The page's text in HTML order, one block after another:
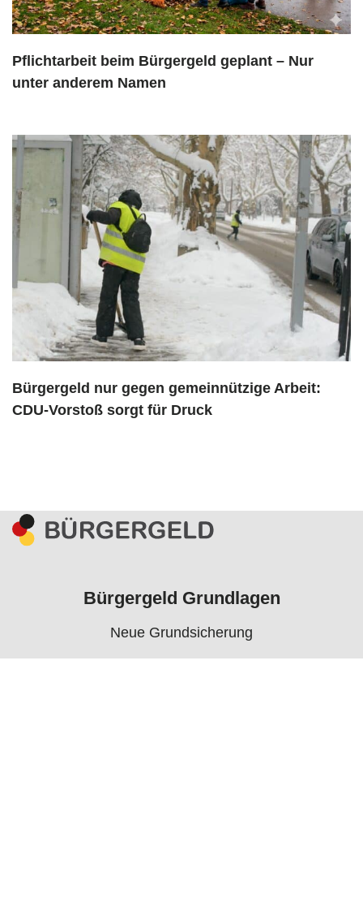
Pflichtarbeit beim Bürgergeld geplant – Nur
unter anderem Namen
Bürgergeld nur gegen gemeinnützige Arbeit:
CDU-Vorstoß sorgt für Druck
Bürgergeld Grundlagen
Neue Grundsicherung